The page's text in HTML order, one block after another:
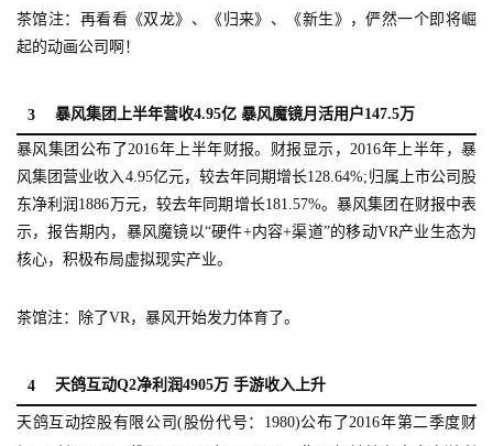
茶馆注：再看看《双龙》、《归来》、《新生》，俨然一个即将崛
起的动画公司啊！
3 暴风集团上半年营收4.95亿 暴风魔镜月活用户147.5万
暴风集团公布了2016年上半年财报。财报显示，2016年上半年，暴
风集团营业收入4.95亿元，较去年同期增长128.64%;归属上市公司股
东净利润1886万元，较去年同期增长181.57%。暴风集团在财报中表
示，报告期内，暴风魔镜以“硬件+内容+渠道”的移动VR产业生态为
核心，积极布局虚拟现实产业。
茶馆注：除了VR，暴风开始发力体育了。
4 天鸽互动Q2净利润4905万 手游收入上升
天鸽互动控股有限公司(股份代号：1980)公布了2016年第二季度财